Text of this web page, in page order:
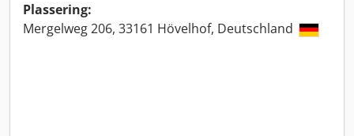
Plassering:
Mergelweg 206, 33161 Hövelhof, Deutschland